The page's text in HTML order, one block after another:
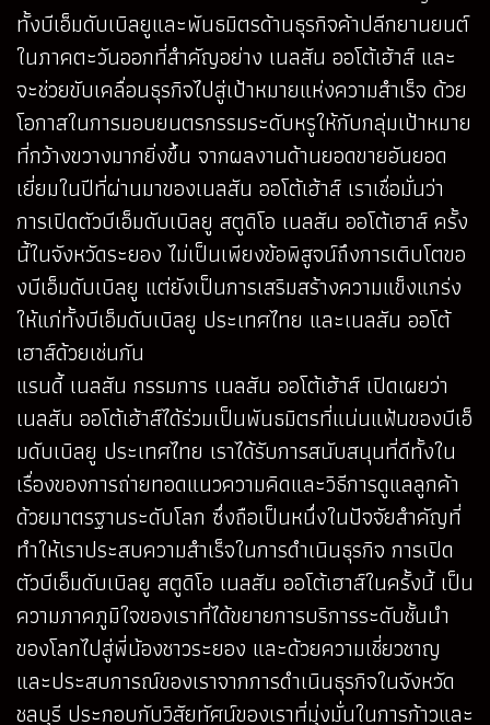
ทั้งบีเอ็มดับเบิลยูและพันธมิตรด้านธุรกิจค้าปลีกยานยนต์
ในภาคตะวันออกที่สำคัญอย่าง เนลสัน ออโต้เฮ้าส์ และ
จะช่วยขับเคลื่อนธุรกิจไปสู่เป้าหมายแห่งความสำเร็จ ด้วย
โอกาสในการมอบยนตรกรรมระดับหรูให้กับกลุ่มเป้าหมาย
ที่กว้างขวางมากยิ่งขึ้น จากผลงานด้านยอดขายอันยอด
เยี่ยมในปีที่ผ่านมาของเนลสัน ออโต้เฮ้าส์ เราเชื่อมั่นว่า
การเปิดตัวบีเอ็มดับเบิลยู สตูดิโอ เนลสัน ออโต้เฮาส์ ครั้ง
นี้ในจังหวัดระยอง ไม่เป็นเพียงข้อพิสูจน์ถึงการเติบโตขอ
งบีเอ็มดับเบิลยู แต่ยังเป็นการเสริมสร้างความแข็งแกร่ง
ให้แก่ทั้งบีเอ็มดับเบิลยู ประเทศไทย และเนลสัน ออโต้
เฮาส์ด้วยเช่นกัน
แรนดี้ เนลสัน กรรมการ เนลสัน ออโต้เฮ้าส์ เปิดเผยว่า
เนลสัน ออโต้เฮ้าส์ได้ร่วมเป็นพันธมิตรที่แน่นแฟ้นของบีเอ็
มดับเบิลยู ประเทศไทย เราได้รับการสนับสนุนที่ดีทั้งใน
เรื่องของการถ่ายทอดแนวความคิดและวิธีการดูแลลูกค้า
ด้วยมาตรฐานระดับโลก ซึ่งถือเป็นหนึ่งในปัจจัยสำคัญที่
ทำให้เราประสบความสำเร็จในการดำเนินธุรกิจ การเปิด
ตัวบีเอ็มดับเบิลยู สตูดิโอ เนลสัน ออโต้เฮาส์ในครั้งนี้ เป็น
ความภาคภูมิใจของเราที่ได้ขยายการบริการระดับชั้นนำ
ของโลกไปสู่พี่น้องชาวระยอง และด้วยความเชี่ยวชาญ
และประสบการณ์ของเราจากการดำเนินธุรกิจในจังหวัด
ชลบุรี ประกอบกับวิสัยทัศน์ของเราที่มุ่งมั่นในการก้าวและ